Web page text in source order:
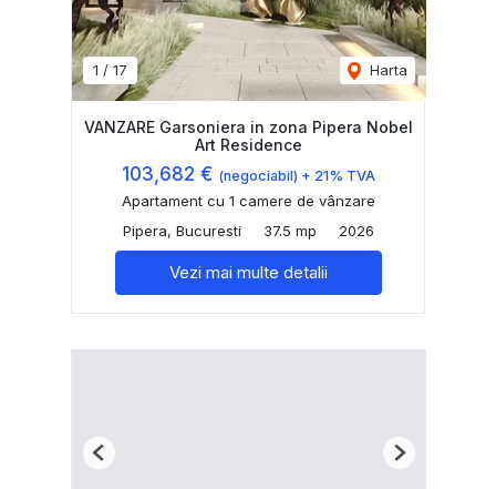
1 / 17 Harta
VANZARE Garsoniera in zona Pipera Nobel
Art Residence
103,682 € (negociabil) + 21% TVA
Apartament cu 1 camere de vânzare
Pipera, Bucuresti
37.5 mp 2026
Vezi mai multe detalii
Previous Next